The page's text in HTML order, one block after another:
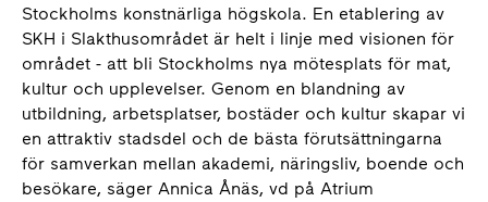
Stockholms konstnärliga högskola. En etablering av
SKH i Slakthusområdet är helt i linje med visionen för
området - att bli Stockholms nya mötesplats för mat,
kultur och upplevelser. Genom en blandning av
utbildning, arbetsplatser, bostäder och kultur skapar vi
en attraktiv stadsdel och de bästa förutsättningarna
för samverkan mellan akademi, näringsliv, boende och
besökare, säger Annica Ånäs, vd på Atrium